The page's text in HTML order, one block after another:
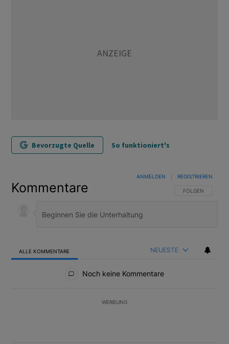
Bevorzugte Quelle So funktioniert's
Kommentare FOLGE DIESER
FOLGEN
ANMELDEN REGISTRIEREN
ALLE KOMMENTARE NEUESTE
Noch keine Kommentare
WERBUNG